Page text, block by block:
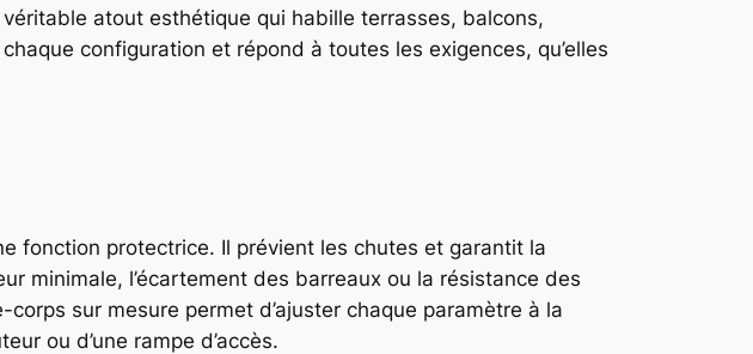
atout esthétique qui habille terrasses, balcons,
configuration et répond à toutes les exigences, qu’elles
fonction protectrice. Il prévient les chutes et garantit la
minimale, l’écartement des barreaux ou la résistance des
sur mesure permet d’ajuster chaque paramètre à la
ou d’une rampe d’accès.